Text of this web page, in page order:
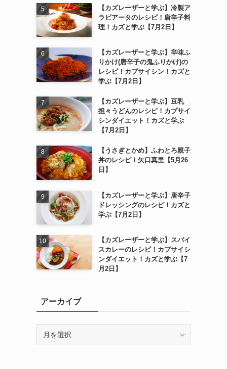
【カズレーザーと学ぶ】冷製ア
ラビアータのレシピ！唐辛子料
理！カズと学ぶ【7月2日】
【カズレーザーと学ぶ】辛味ふ
りかけ(唐辛子の鬼ふりかけ)の
レシピ！カプサイシン！カズと
学ぶ【7月2日】
【カズレーザーと学ぶ】豆乳
担々うどんのレシピ！カプサイ
シンダイエット！カズと学ぶ
【7月2日】
【うさぎとかめ】ふわとろ親子
丼のレシピ！矢口真里【5月26
日】
【カズレーザーと学ぶ】唐辛子
ドレッシングのレシピ！カズと
学ぶ【7月2日】
【カズレーザーと学ぶ】スパイ
スカレーのレシピ！カプサイシ
ンダイエット！カズと学ぶ【7
月2日】
アーカイブ